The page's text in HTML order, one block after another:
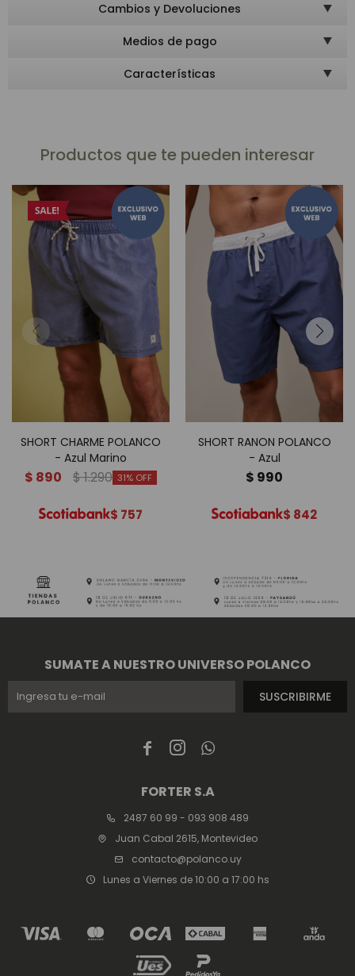
Cambios y Devoluciones
Medios de pago
Características
Productos que te pueden interesar
SHORT CHARME POLANCO
- Azul Marino
$ 890 $1.290 31
$ 757
SHORT RANON POLANCO
- Azul
$ 990
$ 842
  
FORTER S.A
2487 60 99 - 093 908 489
Juan Cabal 2615, Montevideo
contacto@polanco.uy
Lunes a Viernes de 10:00 a 17:00 hs
SUMATE A NUESTRO UNIVERSO POLANCO
SUSCRIBIRME